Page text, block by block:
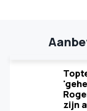
zijn